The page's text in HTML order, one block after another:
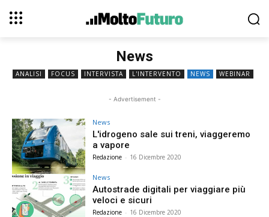
News
ANALISI FOCUS INTERVISTA L'INTERVENTO NEWS WEBINAR
- Advertisement -
News
L'idrogeno sale sui treni, viaggeremo
a vapore
Redazione - 16 Dicembre 2020
News
Autostrade digitali per viaggiare più
veloci e sicuri
Redazione - 16 Dicembre 2020